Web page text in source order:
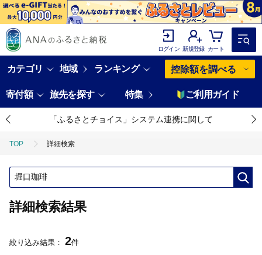
ログイン 新規登録 カート
カテゴリ 地域 ランキング 控除額を調べる
寄付額 旅先を探す 特集 ご利用ガイド
「ふるさとチョイス」システム連携に関して
TOP 詳細検索
詳細検索結果
絞り込み結果： 2件